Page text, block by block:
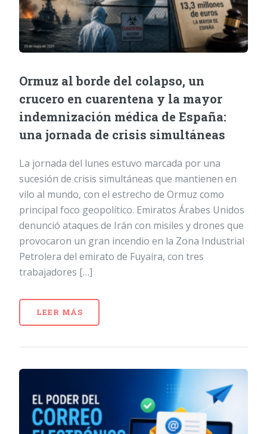
Ormuz al borde del colapso, un
crucero en cuarentena y la mayor
indemnización médica de España:
una jornada de crisis simultáneas
La jornada del lunes estuvo marcada por una
sucesión de crisis simultáneas que mantienen en
vilo al mundo, con el estrecho de Ormuz como
principal foco geopolítico. Emiratos Árabes Unidos
denunció ataques de Irán con misiles y drones que
provocaron un gran incendio en la Zona Industrial
Petrolera del emirato de Fuyaira, con tres
trabajadores […]
LEER MÁS